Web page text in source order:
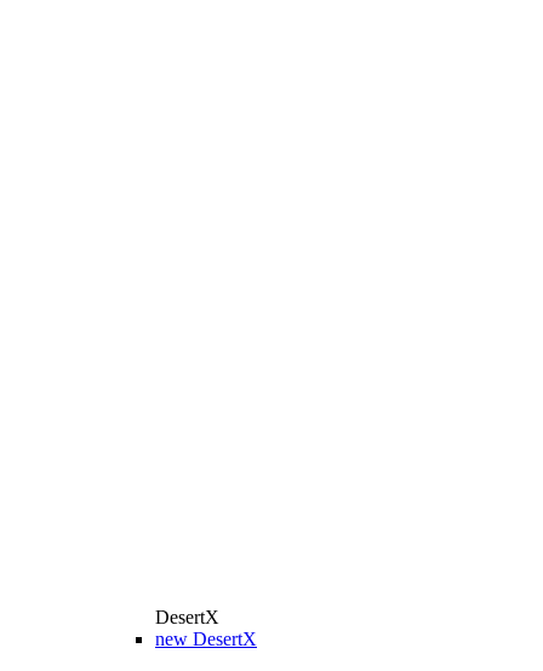
DesertX
new DesertX